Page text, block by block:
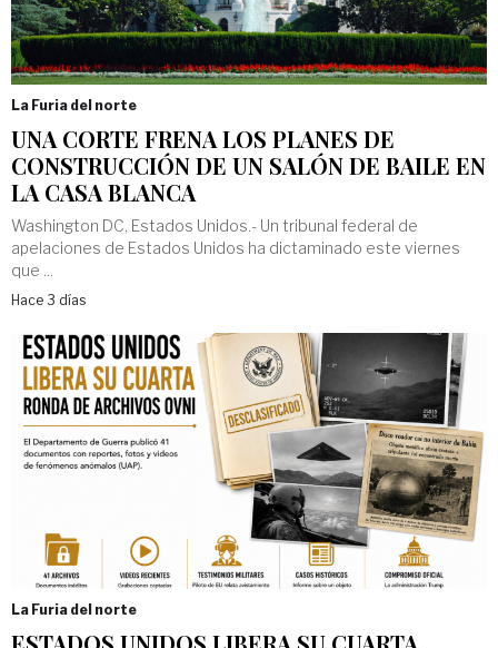
La Furia del norte
UNA CORTE FRENA LOS PLANES DE
CONSTRUCCIÓN DE UN SALÓN DE BAILE EN
LA CASA BLANCA
Washington DC, Estados Unidos.- Un tribunal federal de
apelaciones de Estados Unidos ha dictaminado este viernes
que ...
Hace 3 días
La Furia del norte